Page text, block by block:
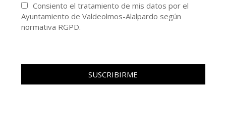
Consiento el tratamiento de mis datos por el
Ayuntamiento de Valdeolmos-Alalpardo según
normativa RGPD.